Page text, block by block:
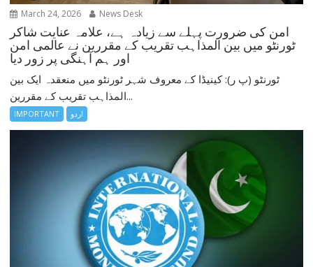
March 24, 2026 News Desk
امن کی ضرورت پہلے سے زیادہ ہے، علامہ عنایت شاکر
ٹورنٹو میں بین المذاہب تقریب کے مقررین نے عالمی امن
اور ہم آہنگی پر زور دیا
ٹورنٹو (پ ر): کینیڈا کے معروف شہر ٹورنٹو میں منعقدہ ایک بین
المذاہب تقریب کے مقررین...
IMPORTANT اردو